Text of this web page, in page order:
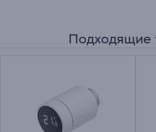
Подходящие